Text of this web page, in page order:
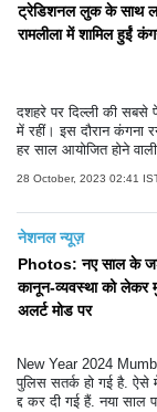
ट्रेडिशनल लुक के साथ
रामलीला में शामिल हुईं
दशहरे पर दिल्ली की सबसे
में रहीं। इस दौरान कंगना
हर साल आयोजित होने
किया। हालांकि तमाम
28 October, 2023 02:41
नेशनल न्यूज़
Photos: नए साल के
कानून-व्यवस्था को लेकर
अलर्ट मोड पर
New Year 2024
पुलिस सतर्क हो गई है. ऐसे
द्द कर दी गई हैं. नया साल